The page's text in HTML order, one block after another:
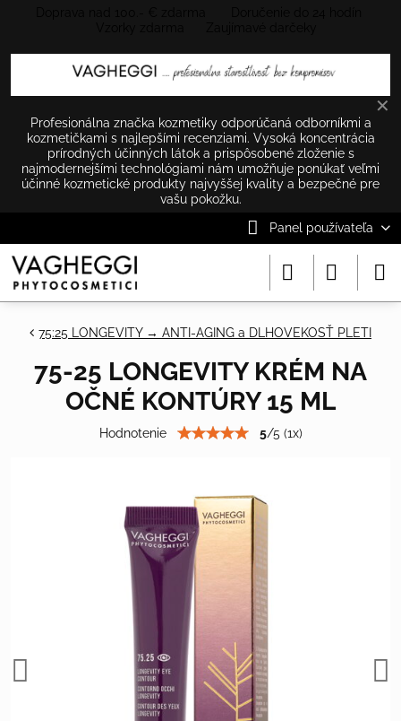
✕
Profesionálna značka kozmetiky odporúčaná odborníkmi a
kozmetičkami s najlepšími recenziami. Vysoká koncentrácia
prírodných účinných látok a prispôsobené zloženie s
najmodernejšími technológiami nám umožňuje ponúkať veľmi
účinné kozmetické produkty najvyššej kvality a bezpečné pre
vašu pokožku.
Panel používateľa
75:25 LONGEVITY → ANTI-AGING a DLHOVEKOSŤ PLETI
75-25 LONGEVITY KRÉM NA
OČNÉ KONTÚRY 15 ML
Hodnotenie 5/5 (1x)